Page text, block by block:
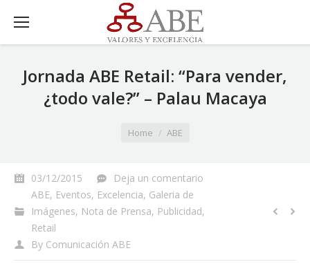
Jornada ABE Retail: “Para vender,
¿todo vale?” – Palau Macaya
Home ABE
03/12/2015
Deja un comentario
ABE, Eventos, Excelencia, Galeria de
Imágenes, Nota de Prensa, Publicidad,
Retail
By Comunicación ABE